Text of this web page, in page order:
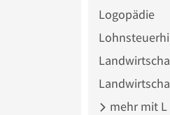
Logopädie
mehr mit L